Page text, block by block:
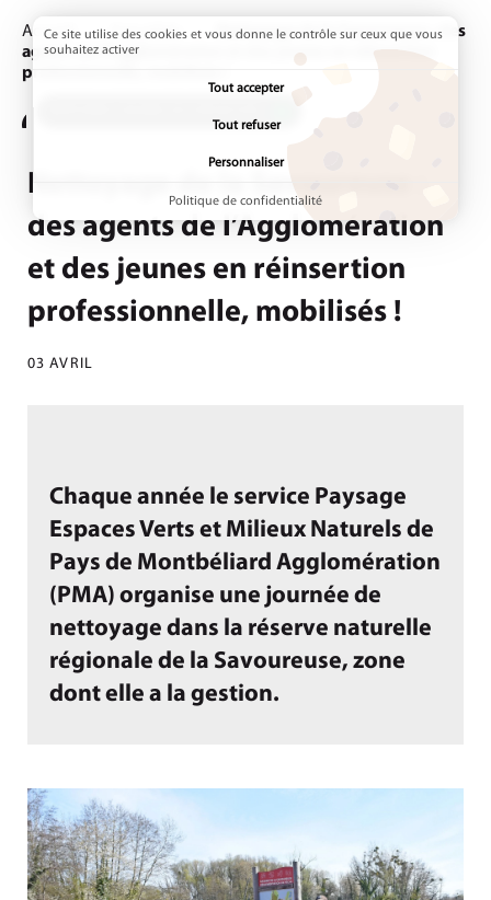
Accueil Actualités Page active :
Nettoyage de la Savoureuse : des
agents de l’Agglomération et des jeunes en réinsertion
professionnelle, mobilisés !
Nettoyage de la Savoureuse :
des agents de l’Agglomération
et des jeunes en réinsertion
professionnelle, mobilisés !
03 AVRIL
Chaque année le service Paysage
Espaces Verts et Milieux Naturels de
Pays de Montbéliard Agglomération
(PMA) organise une journée de
nettoyage dans la réserve naturelle
régionale de la Savoureuse, zone
dont elle a la gestion.
Ce site utilise des cookies et vous donne le contrôle sur ceux que vous
souhaitez activer
Tout accepter
Tout refuser
Personnaliser
Politique de confidentialité